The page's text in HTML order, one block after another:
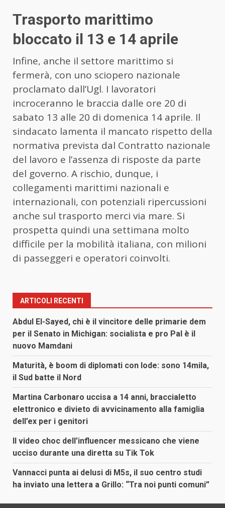
Trasporto marittimo
bloccato il 13 e 14 aprile
Infine, anche il settore marittimo si
fermerà, con uno sciopero nazionale
proclamato dall’Ugl. I lavoratori
incroceranno le braccia dalle ore 20 di
sabato 13 alle 20 di domenica 14 aprile. Il
sindacato lamenta il mancato rispetto della
normativa prevista dal Contratto nazionale
del lavoro e l’assenza di risposte da parte
del governo. A rischio, dunque, i
collegamenti marittimi nazionali e
internazionali, con potenziali ripercussioni
anche sul trasporto merci via mare. Si
prospetta quindi una settimana molto
difficile per la mobilità italiana, con milioni
di passeggeri e operatori coinvolti.
ARTICOLI RECENTI
Abdul El-Sayed, chi è il vincitore delle primarie dem
per il Senato in Michigan: socialista e pro Pal è il
nuovo Mamdani
Maturità, è boom di diplomati con lode: sono 14mila,
il Sud batte il Nord
Martina Carbonaro uccisa a 14 anni, braccialetto
elettronico e divieto di avvicinamento alla famiglia
dell’ex per i genitori
Il video choc dell’influencer messicano che viene
ucciso durante una diretta su Tik Tok
Vannacci punta ai delusi di M5s, il suo centro studi
ha inviato una lettera a Grillo: “Tra noi punti comuni”